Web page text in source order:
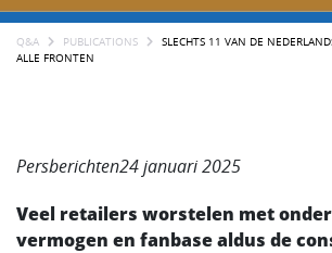
Q&A PUBLICATIONS
SLECHTS 11 VAN DE
ALLE FRONTEN
Persberichten24 januari 2025
Veel retailers worstelen met
vermogen en fanbase aldus de